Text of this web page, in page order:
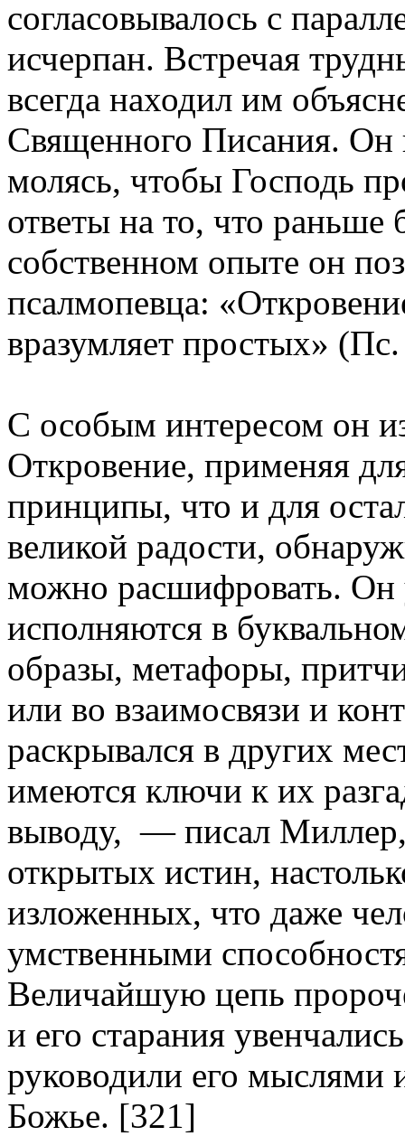
согласовывалось с
исчерпан. Встречая
всегда находил им
Священного Писания. Он
молясь, чтобы Господь
ответы на то, что
собственном опыте он
псалмопевца:
вразумляет простых»
С особым интересом он
Откровение, применяя
принципы, что и для
великой радости,
можно расшифровать. Он
исполняются в
образы, метафоры,
или во взаимосвязи и
раскрывался в других
имеются ключи к их
выводу, — писал
открытых истин,
изложенных, что даже
умственными
Величайшую цепь
и его старания
руководили его мыслями
Божье. [321]